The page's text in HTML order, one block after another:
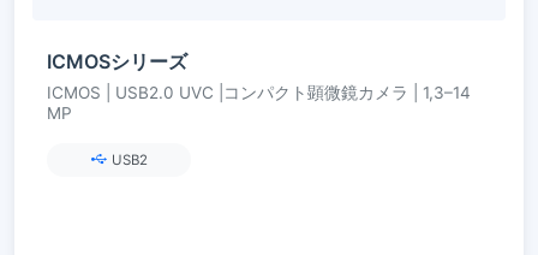
ICMOSシリーズ
ICMOS | USB2.0 UVC |コンパクト顕微鏡カメラ | 1,3–14
MP
USB2